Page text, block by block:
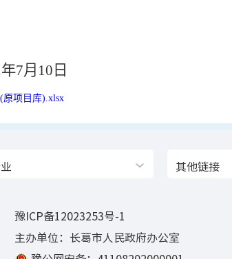
7月10日
原项目库).xlsx
其他链接
豫ICP备12023253号-1
主办单位：长葛市人民政府办公室